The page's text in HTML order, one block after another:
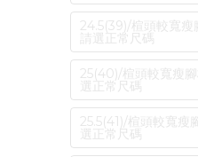
24.5(39)/楦頭較寬瘦
請選正常尺碼
25(40)/楦頭較寬瘦
選正常尺碼
25.5(41)/楦頭較寬瘦
選正常尺碼